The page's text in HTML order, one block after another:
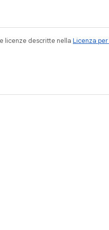
licenze descritte nella Licenza